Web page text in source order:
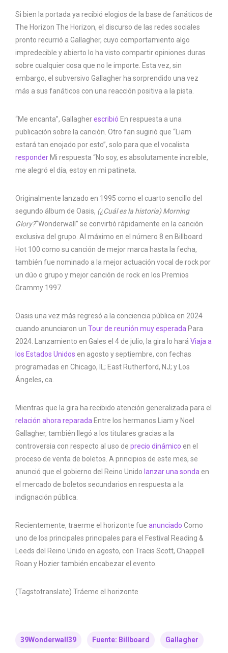
Si bien la portada ya recibió elogios de la base de fanáticos de
The Horizon The Horizon, el discurso de las redes sociales
pronto recurrió a Gallagher, cuyo comportamiento algo
impredecible y abierto lo ha visto compartir opiniones duras
sobre cualquier cosa que no le importe. Esta vez, sin
embargo, el subversivo Gallagher ha sorprendido una vez
más a sus fanáticos con una reacción positiva a la pista.
“Me encanta”, Gallagherescribió En respuesta a una
publicación sobre la canción. Otro fan sugirió que “Liam
estará tan enojado por esto”, solo para que el vocalista
responder Mi respuesta “No soy, es absolutamente increíble,
me alegró el día, estoy en mi patineta.
Originalmente lanzado en 1995 como el cuarto sencillo del
segundo álbum de Oasis, (¿Cuál es la historia) Morning
Glory?“Wonderwall” se convirtió rápidamente en la canción
exclusiva del grupo. Al máximo en el número 8 en Billboard
Hot 100 como su canción de mejor marca hasta la fecha,
también fue nominado a la mejor actuación vocal de rock por
un dúo o grupo y mejor canción de rock en los Premios
Grammy 1997.
Oasis una vez más regresó a la conciencia pública en 2024
cuando anunciaron un Tour de reunión muy esperada Para
2024. Lanzamiento en Gales el 4 de julio, la gira lo hará Viaja a
los Estados Unidos en agosto y septiembre, con fechas
programadas en Chicago, IL; East Rutherford, NJ; y Los
Ángeles, ca.
Mientras que la gira ha recibido atención generalizada para el
relación ahora reparada Entre los hermanos Liam y Noel
Gallagher, también llegó a los titulares gracias a la
controversia con respecto al uso de precio dinámico en el
proceso de venta de boletos. A principios de este mes, se
anunció que el gobierno del Reino Unido lanzar una sonda en
el mercado de boletos secundarios en respuesta a la
indignación pública.
Recientemente, traerme el horizonte fue anunciado Como
uno de los principales principales para el Festival Reading &
Leeds del Reino Unido en agosto, con Tracis Scott, Chappell
Roan y Hozier también encabezar el evento.
(Tagstotranslate) Tráeme el horizonte
39Wonderwall39 Fuente: Billboard Gallagher